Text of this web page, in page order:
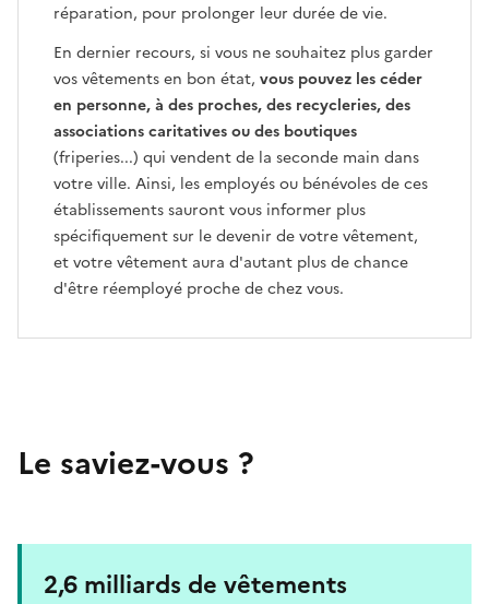
réparation, pour prolonger leur durée de vie.
En dernier recours, si vous ne souhaitez plus garder
vos vêtements en bon état, vous pouvez les céder
en personne, à des proches, des recycleries, des
associations caritatives ou des boutiques
(friperies...) qui vendent de la seconde main dans
votre ville. Ainsi, les employés ou bénévoles de ces
établissements sauront vous informer plus
spécifiquement sur le devenir de votre vêtement,
et votre vêtement aura d'autant plus de chance
d'être réemployé proche de chez vous.
Le saviez-vous ?
2,6 milliards de vêtements